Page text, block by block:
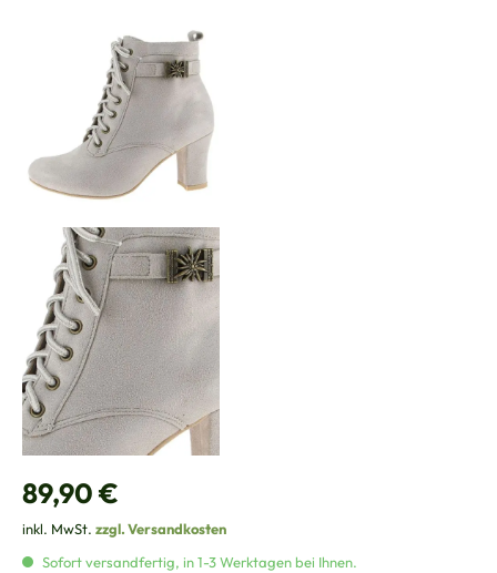
Regulärer Preis:
89,90 €
inkl. MwSt. zzgl. Versandkosten
Sofort versandfertig, in 1-3 Werktagen bei Ihnen.